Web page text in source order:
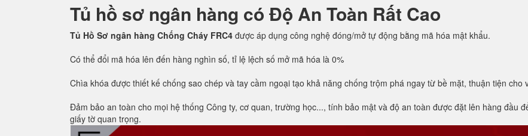
Tủ hồ sơ ngân hàng có Độ An Toàn Rất Cao
Tủ Hồ Sơ ngân hàng Chống Cháy FRC4 được áp dụng công nghệ đóng/mở tự động bằng mã hóa mật khẩu.
Có thể đổi mã hóa lên đến hàng nghìn số, tỉ lệ lệch số mở mã hóa là 0%
Chìa khóa được thiết kế chống sao chép và tay cầm ngoại tạo khả năng chống trộm phá ngay từ bề mặt, thuận tiện cho
Đảm bảo an toàn cho mọi hệ thống Công ty, cơ quan, trường học..., tính bảo mật và độ an toàn được đặt lên hàng đầu
giấy tờ quan trọng.